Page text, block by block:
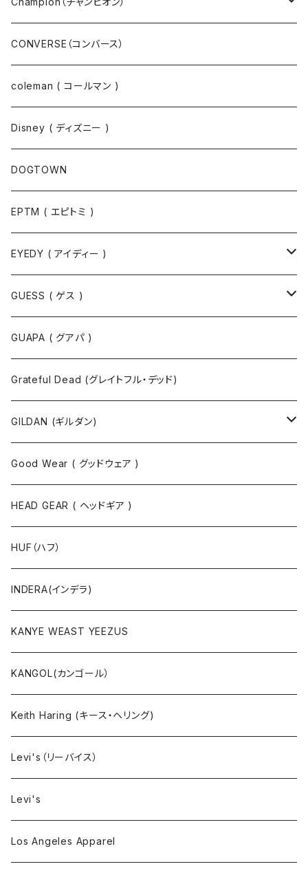
ジャケット
コート
ポロシャツ
パンツ
スウェットパンツ
パーカー
スウェット
Tシャツ
CONVERSE（コンバース）
coleman ( コールマン )
Disney ( ディズニー )
DOGTOWN
EPTM ( エピトミ )
EYEDY ( アイディー )
Tシャツ
半袖Tシャツ
長袖Tシャツ
ポロシャツ
シャツ
スウェット
パーカ
ジャケット
ニット
ボトムス
セットアップ
小物・雑貨
タンクトップ
コート
靴下
GUESS ( ゲス )
ジャケット
GUAPA ( グアパ )
Grateful Dead (グレイトフル・デッド)
GILDAN (ギルダン)
ソックス
Good Wear ( グッドウェア )
HEAD GEAR ( ヘッドギア )
HUF（ハフ）
INDERA(インデラ)
KANYE WEAST YEEZUS
KANGOL(カンゴール）
Keith Haring (キース・ヘリング)
Levi's（リーバイス）
Levi's
Los Angeles Apparel